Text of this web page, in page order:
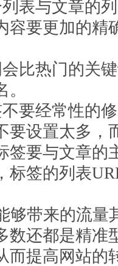
表与文章的
容要更加的精
比热门的关
要经常性的
要设置太多，
签要与文章的
标签的列表
带来的流量
数还都是精准
而提高网站的